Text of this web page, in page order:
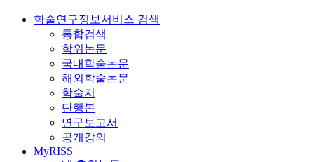
학술연구정보서비스 검색
통합검색
학위논문
국내학술논문
해외학술논문
학술지
단행본
연구보고서
공개강의
MyRISS